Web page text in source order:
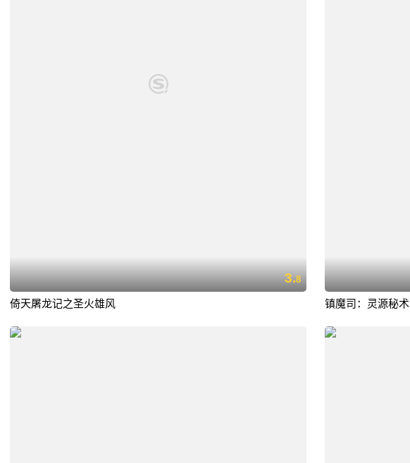
3.8
倚天屠龙记之圣火雄风 镇魔司：灵源秘术